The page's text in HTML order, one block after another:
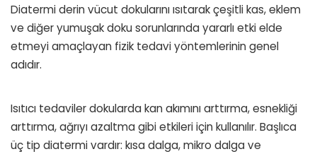
Diatermi derin vücut dokularını ısıtarak çeşitli kas, eklem
ve diğer yumuşak doku sorunlarında yararlı etki elde
etmeyi amaçlayan fizik tedavi yöntemlerinin genel
adıdır.
Isıtıcı tedaviler dokularda kan akımını arttırma, esnekliği
arttırma, ağrıyı azaltma gibi etkileri için kullanılır. Başlıca
üç tip diatermi vardır: kısa dalga, mikro dalga ve